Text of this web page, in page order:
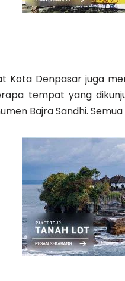
Kota Denpasar juga
tempat yang
Bajra Sandhi.